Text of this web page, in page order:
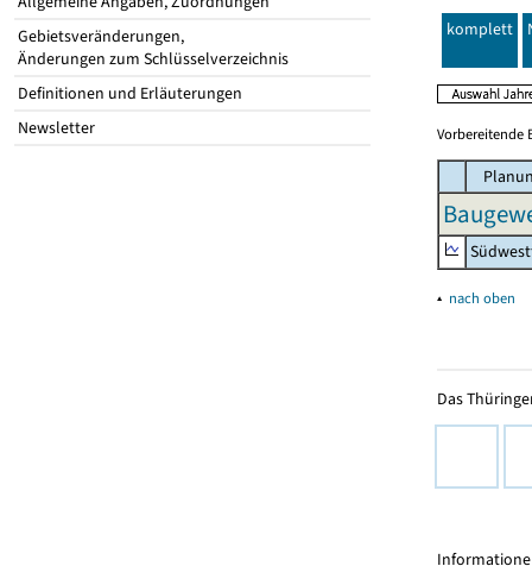
Gebietsveränderungen,
Änderungen zum Schlüsselverzeichnis
Definitionen und Erläuterungen
Newsletter
komplett
Vorbereitende
▴ nach oben
Das